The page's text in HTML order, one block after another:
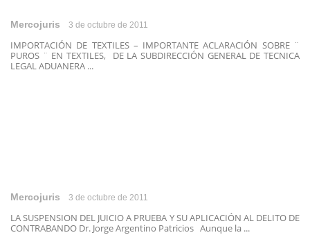
Mercojuris 3 de octubre de 2011
IMPORTACIÓN DE TEXTILES – IMPORTANTE ACLARACIÓN SOBRE ¨
PUROS ¨ EN TEXTILES, DE LA SUBDIRECCIÓN GENERAL DE TECNICA
LEGAL ADUANERA ...
Mercojuris 3 de octubre de 2011
LA SUSPENSION DEL JUICIO A PRUEBA Y SU APLICACIÓN AL DELITO DE
CONTRABANDO Dr. Jorge Argentino Patricios Aunque la ...